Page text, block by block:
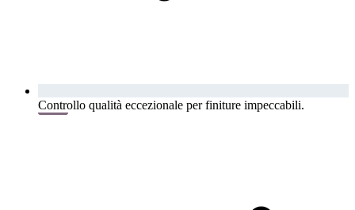
Controllo qualità eccezionale per finiture impeccabili.